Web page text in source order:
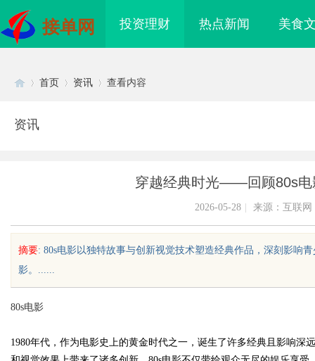
接单网 投资理财 热点新闻 美食
首页 资讯 查看内容
资讯
穿越经典时光——回顾80s电
2026-05-28 来源：互联网
摘要: 80s电影以独特故事与创新视觉技术塑造经典作品，深刻影响
影。......
80s电影
1980年代，作为电影史上的黄金时代之一，诞生了许多经典且影响
秘现代城市的隐秘
与应用现状